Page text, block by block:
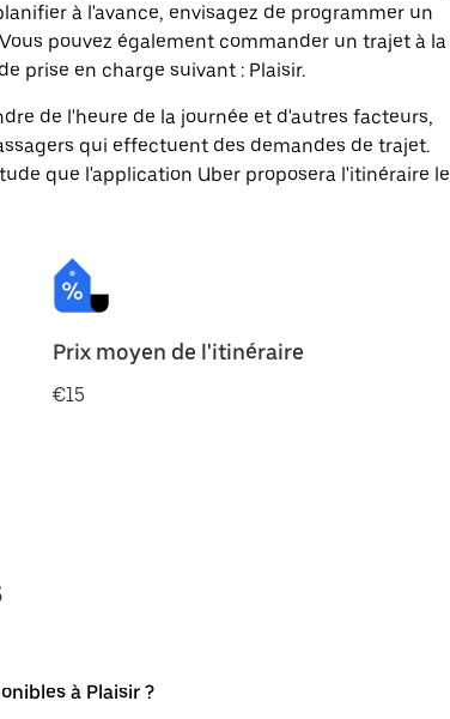
à l'avance, envisagez de programmer un
pouvez également commander un trajet à la
prise en charge suivant : Plaisir.
de l'heure de la journée et d'autres facteurs,
qui effectuent des demandes de trajet.
que l'application Uber proposera l'itinéraire le
Prix moyen de l'itinéraire
€15
à Plaisir ?